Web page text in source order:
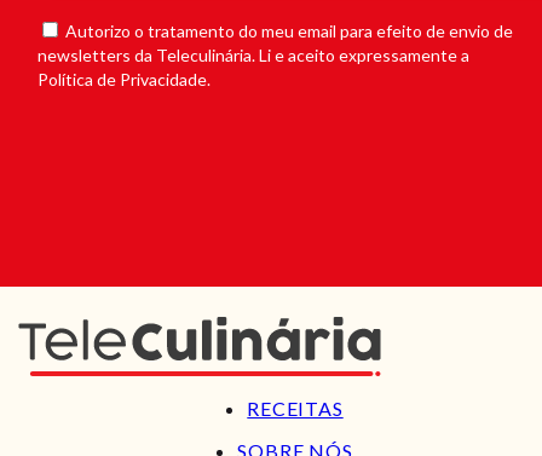
Autorizo o tratamento do meu email para efeito de envio de
newsletters da Teleculinária. Li e aceito expressamente a
Política de Privacidade.
RECEITAS
SOBRE NÓS